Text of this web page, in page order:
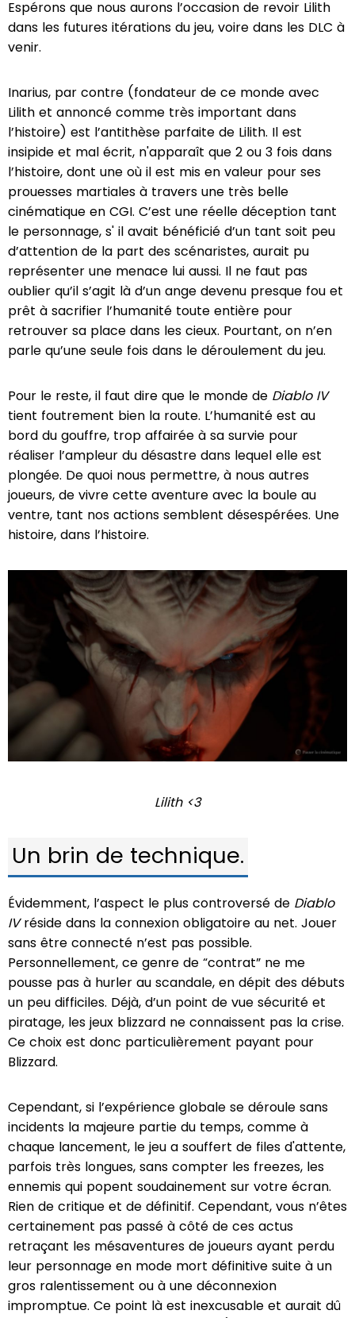
Espérons que nous aurons l’occasion de revoir Lilith
dans les futures itérations du jeu, voire dans les DLC à
venir.
Inarius, par contre (fondateur de ce monde avec
Lilith et annoncé comme très important dans
l’histoire) est l’antithèse parfaite de Lilith. Il est
insipide et mal écrit, n'apparaît que 2 ou 3 fois dans
l’histoire, dont une où il est mis en valeur pour ses
prouesses martiales à travers une très belle
cinématique en CGI. C’est une réelle déception tant
le personnage, s' il avait bénéficié d’un tant soit peu
d’attention de la part des scénaristes, aurait pu
représenter une menace lui aussi. Il ne faut pas
oublier qu’il s’agit là d’un ange devenu presque fou et
prêt à sacrifier l’humanité toute entière pour
retrouver sa place dans les cieux. Pourtant, on n’en
parle qu’une seule fois dans le déroulement du jeu.
Pour le reste, il faut dire que le monde de Diablo IV
tient foutrement bien la route. L’humanité est au
bord du gouffre, trop affairée à sa survie pour
réaliser l’ampleur du désastre dans lequel elle est
plongée. De quoi nous permettre, à nous autres
joueurs, de vivre cette aventure avec la boule au
ventre, tant nos actions semblent désespérées. Une
histoire, dans l’histoire.
Lilith <3
Un brin de technique.
Évidemment, l’aspect le plus controversé de Diablo
IVréside dans la connexion obligatoire au net. Jouer
sans être connecté n’est pas possible.
Personnellement, ce genre de “contrat” ne me
pousse pas à hurler au scandale, en dépit des débuts
un peu difficiles. Déjà, d’un point de vue sécurité et
piratage, les jeux blizzard ne connaissent pas la crise.
Ce choix est donc particulièrement payant pour
Blizzard.
Cependant, si l’expérience globale se déroule sans
incidents la majeure partie du temps, comme à
chaque lancement, le jeu a souffert de files d'attente,
parfois très longues, sans compter les freezes, les
ennemis qui popent soudainement sur votre écran.
Rien de critique et de définitif. Cependant, vous n’êtes
certainement pas passé à côté de ces actus
retraçant les mésaventures de joueurs ayant perdu
leur personnage en mode mort définitive suite à un
gros ralentissement ou à une déconnexion
impromptue. Ce point là est inexcusable et aurait dû